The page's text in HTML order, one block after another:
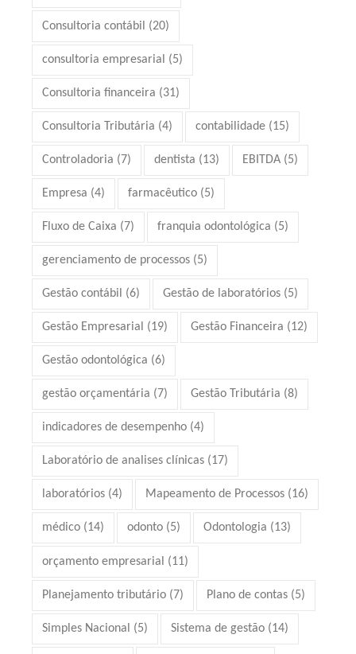
Consultoria contábil (20)
consultoria empresarial (5)
Consultoria financeira (31)
Consultoria Tributária (4) contabilidade (15)
Controladoria (7) dentista (13) EBITDA (5)
Empresa (4) farmacêutico (5)
Fluxo de Caixa (7) franquia odontológica (5)
gerenciamento de processos (5)
Gestão contábil (6) Gestão de laboratórios (5)
Gestão Empresarial (19) Gestão Financeira (12)
Gestão odontológica (6)
gestão orçamentária (7) Gestão Tributária (8)
indicadores de desempenho (4)
Laboratório de analises clínicas (17)
laboratórios (4) Mapeamento de Processos (16)
médico (14) odonto (5) Odontologia (13)
orçamento empresarial (11)
Planejamento tributário (7) Plano de contas (5)
Simples Nacional (5) Sistema de gestão (14)